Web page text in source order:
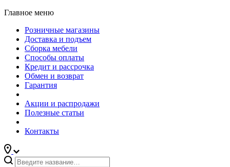
Главное меню
Розничные магазины
Доставка и подъем
Сборка мебели
Способы оплаты
Кредит и рассрочка
Обмен и возврат
Гарантия
Акции и распродажи
Полезные статьи
Контакты